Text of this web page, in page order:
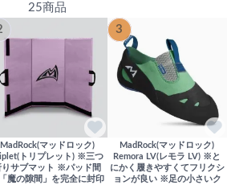
25商品
MadRock(マッドロック)
トリプレット) ※三つ
りサブマット ※パッド間
魔の隙間」を完全に封印
3
MadRock(マッドロック)
Remora LV(レモラ LV) ※と
にかく履きやすくてフリクシ
ョンが良い ※足の小さいク